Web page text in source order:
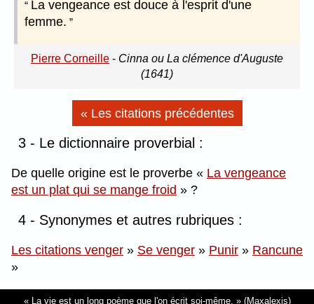
La vengeance est douce à l'esprit d'une
femme.
Pierre Corneille - Cinna ou La clémence d'Auguste
(1641)
« Les citations précédentes
3 - Le dictionnaire proverbial :
De quelle origine est le proverbe
La vengeance
est un plat qui se mange froid
?
4 - Synonymes et autres rubriques :
Les citations venger » Se venger » Punir » Rancune
»
La vie est un long poème que l'on écrit soi-même. (Maxalexis)